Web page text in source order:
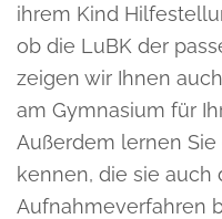
ihrem Kind
ob die LuBK der
zeigen wir Ihnen
am Gymnasium für
Außerdem lernen
kennen, die sie auch
Aufnahmeverfahren